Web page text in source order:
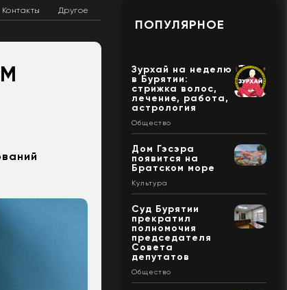
Контакты Другое
ПОПУЛЯРНОЕ
Зурхай на неделю
в Бурятии:
стрижка волос,
лечение, работа,
астрология
Общество
Дом Гэсэра
появится на
Братском море
Культура
Суд Бурятии
прекратил
полномочия
председателя
Совета
депутатов
Общество